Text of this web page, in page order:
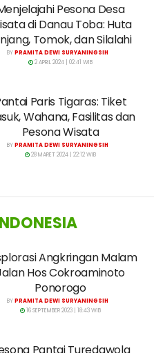
Pesona Desa
di Danau Toba: Huta
Tomok, dan Silalahi
BYPRAMITA DEWI SURYANINGSIH
2 APRIL 2024 | 02:41 WIB
Paris Tigaras: Tiket
Wahana, Fasilitas dan
Pesona Wisata
BYPRAMITA DEWI SURYANINGSIH
28 MARET 2024 | 22:12 WIB
Angkringan Malam
Hos Cokroaminoto
Ponorogo
BYPRAMITA DEWI SURYANINGSIH
16 SEPTEMBER 2023 | 18:43 WIB